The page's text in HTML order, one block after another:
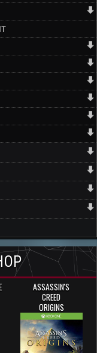
ASSASSIN'S
CREED
ORIGINS